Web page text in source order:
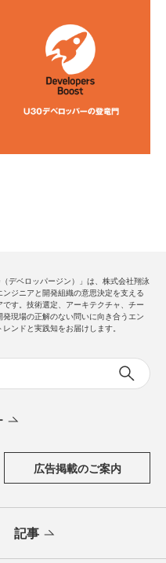
（デベロッパージン）」は、株式会社翔泳
ジニアと開発組織の意思決定を支える
す。技術選定、アーキテクチャ、チー
現場の正解のない問いに向き合うエン
ンドと実践知をお届けします。
広告掲載のご案内
記事